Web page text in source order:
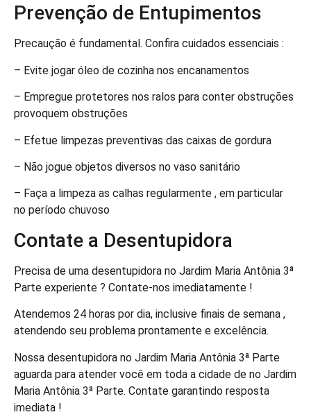
Prevenção de Entupimentos
Precaução é fundamental. Confira cuidados essenciais :
– Evite jogar óleo de cozinha nos encanamentos
– Empregue protetores nos ralos para conter obstruções
provoquem obstruções
– Efetue limpezas preventivas das caixas de gordura
– Não jogue objetos diversos no vaso sanitário
– Faça a limpeza as calhas regularmente , em particular
no período chuvoso
Contate a Desentupidora
Precisa de uma desentupidora no Jardim Maria Antônia 3ª
Parte experiente ? Contate-nos imediatamente !
Atendemos 24 horas por dia, inclusive finais de semana ,
atendendo seu problema prontamente e excelência.
Nossa desentupidora no Jardim Maria Antônia 3ª Parte
aguarda para atender você em toda a cidade de no Jardim
Maria Antônia 3ª Parte. Contate garantindo resposta
imediata !